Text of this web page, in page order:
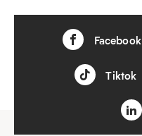
Facebook
Tiktok